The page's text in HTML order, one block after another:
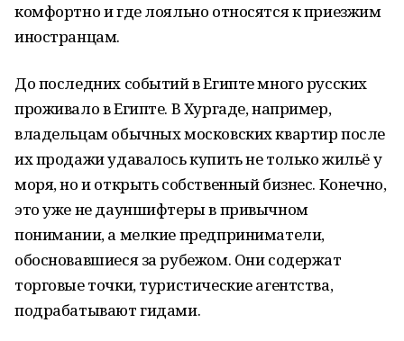
комфортно и где лояльно относятся к приезжим
иностранцам.
До последних событий в Египте много русских
проживало в Египте. В Хургаде, например,
владельцам обычных московских квартир после
их продажи удавалось купить не только жильё у
моря, но и открыть собственный бизнес. Конечно,
это уже не дауншифтеры в привычном
понимании, а мелкие предприниматели,
обосновавшиеся за рубежом. Они содержат
торговые точки, туристические агентства,
подрабатывают гидами.